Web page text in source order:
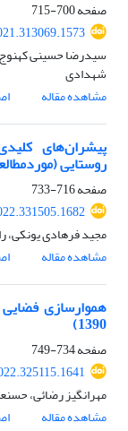
صفحه700-715
سیدرضا حسینی
شهدادی
مشاهده مقاله
پیشران‌های
روستایی
صفحه716-733
مجید فرهادی یونکی،
مشاهده مقاله
1390)
صفحه734-749
مهرانگیز رضائی،
مشاهده مقاله